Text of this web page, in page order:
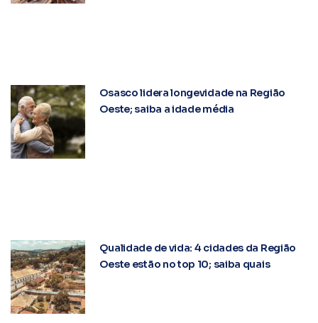
Osasco lidera longevidade na Região
Oeste; saiba a idade média
Qualidade de vida: 4 cidades da Região
Oeste estão no top 10; saiba quais